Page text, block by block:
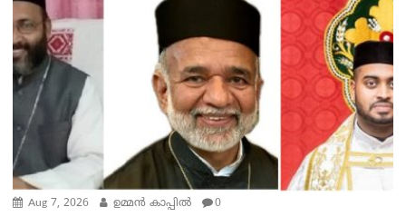
Aug 7, 2026 ഉമ്മന്‍ കാപ്പില്‍ 0